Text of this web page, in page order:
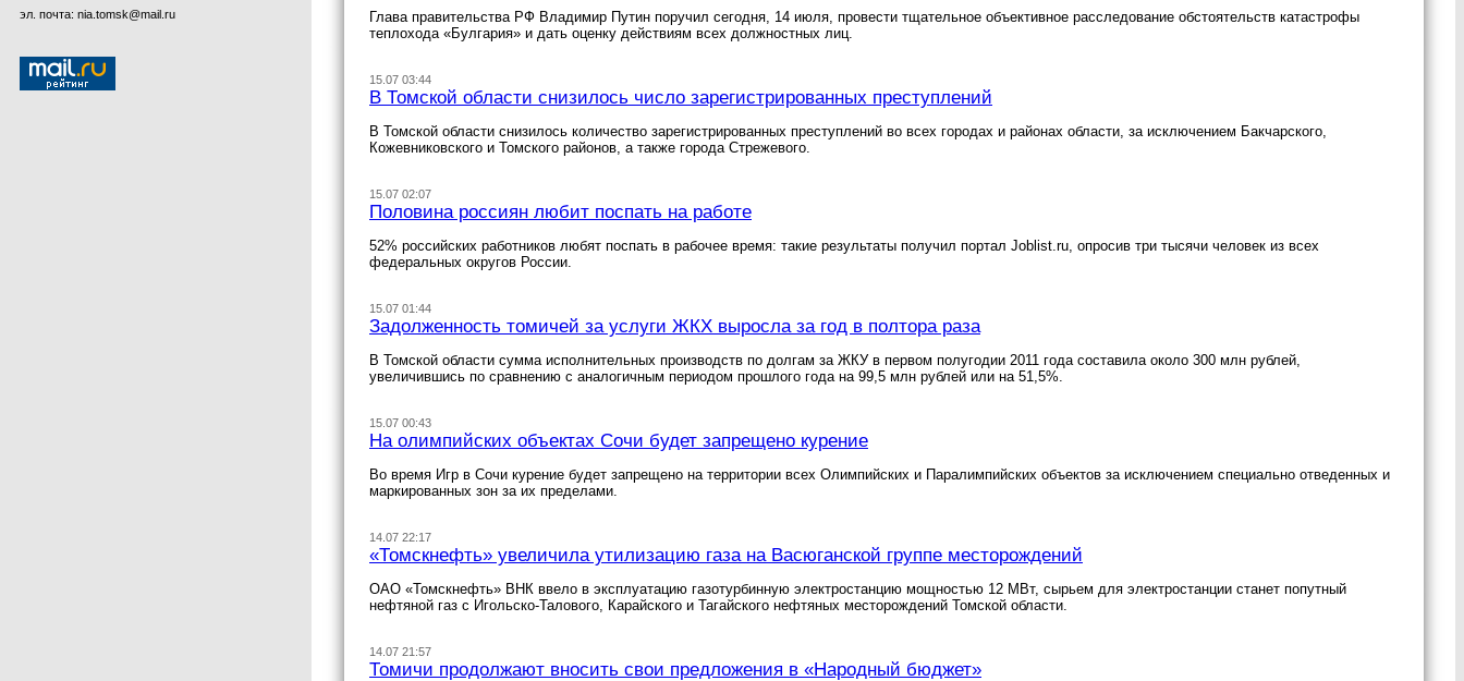
эл. почта: nia.tomsk@mail.ru
Глава правительства РФ Владимир Путин поручил сегодня, 14 июля, провести тщательное объективное расследование обстоятельств катастрофы
теплохода «Булгария» и дать оценку действиям всех должностных лиц.
15.07 03:44
В Томской области снизилось число зарегистрированных преступлений
В Томской области снизилось количество зарегистрированных преступлений во всех городах и районах области, за исключением Бакчарского,
Кожевниковского и Томского районов, а также города Стрежевого.
15.07 02:07
Половина россиян любит поспать на работе
52% российских работников любят поспать в рабочее время: такие результаты получил портал Joblist.ru, опросив три тысячи человек из всех
федеральных округов России.
15.07 01:44
Задолженность томичей за услуги ЖКХ выросла за год в полтора раза
В Томской области сумма исполнительных производств по долгам за ЖКУ в первом полугодии 2011 года составила около 300 млн рублей,
увеличившись по сравнению с аналогичным периодом прошлого года на 99,5 млн рублей или на 51,5%.
15.07 00:43
На олимпийских объектах Сочи будет запрещено курение
Во время Игр в Сочи курение будет запрещено на территории всех Олимпийских и Паралимпийских объектов за исключением специально отведенных и
маркированных зон за их пределами.
14.07 22:17
«Томскнефть» увеличила утилизацию газа на Васюганской группе месторождений
ОАО «Томскнефть» ВНК ввело в эксплуатацию газотурбинную электростанцию мощностью 12 МВт, сырьем для электростанции станет попутный
нефтяной газ с Игольско-Талового, Карайского и Тагайского нефтяных месторождений Томской области.
14.07 21:57
Томичи продолжают вносить свои предложения в «Народный бюджет»